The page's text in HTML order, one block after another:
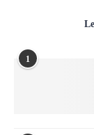
1